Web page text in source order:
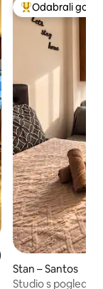
gosti”
ocjena: 5/5,
Među najviše
Odabrali gosti
Stan – Santos
Studio s